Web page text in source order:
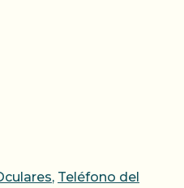
, Teléfono del